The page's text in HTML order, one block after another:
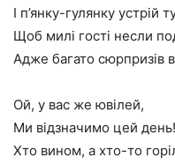
І п’янку-гулянку устрій
Щоб милі гості несли
Адже багато сюрпризів
Ой, у вас же ювілей,
Ми відзначимо цей день!
Хто вином, а хто-то